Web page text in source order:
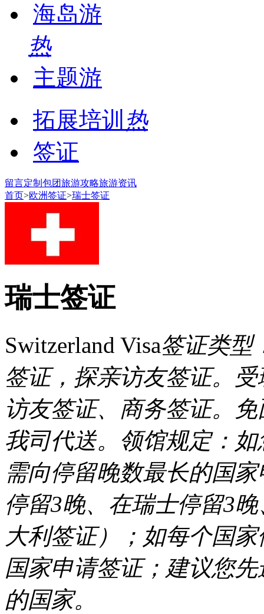
海岛游
热
主题游
拓展培训 热
签证
留言定制包团旅游攻略旅游资讯
首页>欧洲签证>瑞士签证
瑞士签证
Switzerland Visa签证类型
签证，探亲访友签证。
访友签证、商务签证。
我司代送。领馆规定：
需向停留晚数最长的国
停留3晚、在瑞士停留3
大利签证）；如每个国
国家申请签证；建议您
的国家。